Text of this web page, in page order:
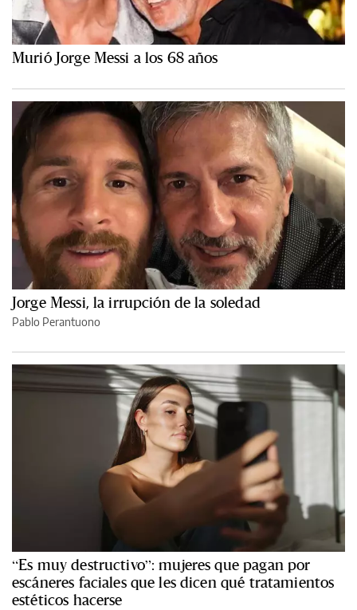
Murió Jorge Messi a los 68 años
Jorge Messi, la irrupción de la soledad
Pablo Perantuono
“Es muy destructivo”: mujeres que pagan por
escáneres faciales que les dicen qué tratamientos
estéticos hacerse